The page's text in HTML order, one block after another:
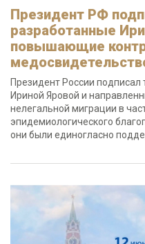
Президент РФ
разработанные
повышающие
Президент России подписал
Ириной Яровой и
нелегальной миграции в
эпидемиологического
они были единогласно